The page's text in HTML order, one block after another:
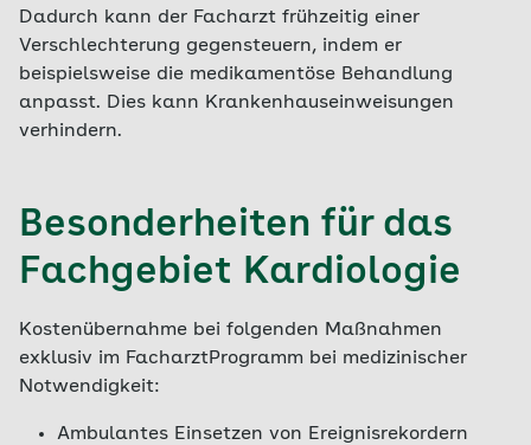
Dadurch kann der Facharzt frühzeitig einer
Verschlechterung gegensteuern, indem er
beispielsweise die medikamentöse Behandlung
anpasst. Dies kann Krankenhauseinweisungen
verhindern.
Besonderheiten für das
Fachgebiet Kardiologie
Kostenübernahme bei folgenden Maßnahmen
exklusiv im FacharztProgramm bei medizinischer
Notwendigkeit:
Ambulantes Einsetzen von Ereignisrekordern